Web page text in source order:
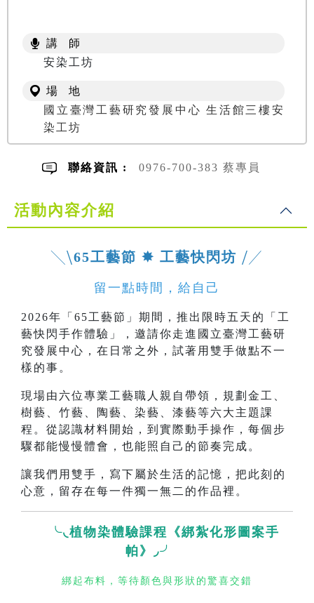
講 師
安染工坊
場 地
國立臺灣工藝研究發展中心 生活館三樓安
染工坊
聯絡資訊 : 0976-700-383 蔡專員
活動內容介紹
╲⧹65工藝節 ✸ 工藝快閃坊 ⧸╱
留一點時間，給自己
2026年「65工藝節」期間，推出限時五天的「工
藝快閃手作體驗」，邀請你走進國立臺灣工藝研
究發展中心，在日常之外，試著用雙手做點不一
樣的事。
現場由六位專業工藝職人親自帶領，規劃金工、
樹藝、竹藝、陶藝、染藝、漆藝等六大主題課
程。從認識材料開始，到實際動手操作，每個步
驟都能慢慢體會，也能照自己的節奏完成。
讓我們用雙手，寫下屬於生活的記憶，把此刻的
心意，留存在每一件獨一無二的作品裡。
╰◟植物染體驗課程《綁紮化形圖案手
帕》◞╯
綁起布料，等待顏色與形狀的驚喜交錯